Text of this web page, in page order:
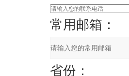
常用邮箱：
省份：